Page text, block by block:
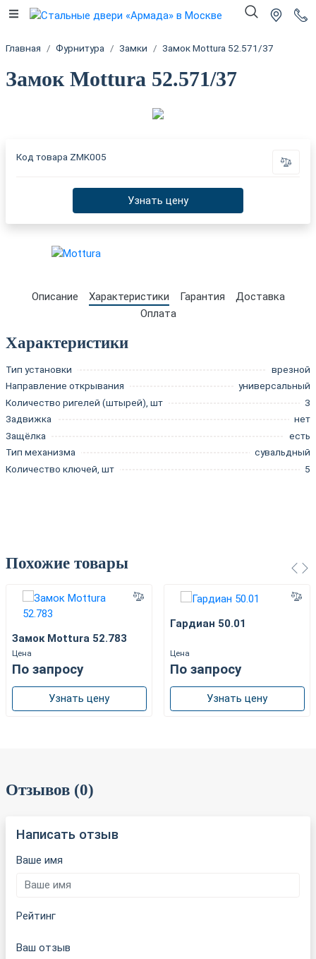
Главная Фурнитура Замки Замок Mottura 52.571/37
Замок Mottura 52.571/37
Описание Характеристики Гарантия
Доставка
Оплата
Характеристики
Тип установки
врезной
Направление открывания
универсальный
Количество ригелей (штырей), шт
3
Задвижка
нет
Защёлка
есть
Тип механизма
сувальдный
Количество ключей, шт
5
Код товара ZMK005
Узнать цену
Похожие товары
Замок Mottura 52.783
Цена
По запросу
Узнать цену
Гардиан 50.01
Цена
По запросу
Узнать цену
Отзывов (0)
Написать отзыв
Ваше имя
Рейтинг
Ваш отзыв